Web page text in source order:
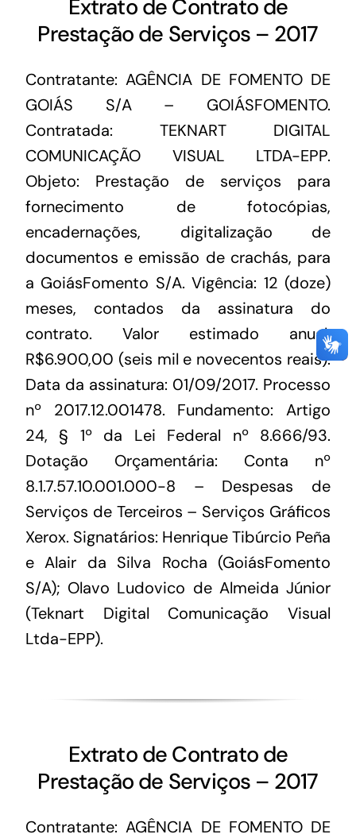
Extrato de Contrato de
Prestação de Serviços – 2017
Contratante: AGÊNCIA DE FOMENTO DE
GOIÁS S/A – GOIÁSFOMENTO.
Contratada: TEKNART DIGITAL
COMUNICAÇÃO VISUAL LTDA-EPP.
Objeto: Prestação de serviços para
fornecimento de fotocópias,
encadernações, digitalização de
documentos e emissão de crachás, para
a GoiásFomento S/A. Vigência: 12 (doze)
meses, contados da assinatura do
contrato. Valor estimado anual:
R$6.900,00 (seis mil e novecentos reais).
Data da assinatura: 01/09/2017. Processo
nº 2017.12.001478. Fundamento: Artigo
24, § 1º da Lei Federal nº 8.666/93.
Dotação Orçamentária: Conta nº
8.1.7.57.10.001.000-8 – Despesas de
Serviços de Terceiros – Serviços Gráficos
Xerox. Signatários: Henrique Tibúrcio Peña
e Alair da Silva Rocha (GoiásFomento
S/A); Olavo Ludovico de Almeida Júnior
(Teknart Digital Comunicação Visual
Ltda-EPP).
Extrato de Contrato de
Prestação de Serviços – 2017
Contratante: AGÊNCIA DE FOMENTO DE